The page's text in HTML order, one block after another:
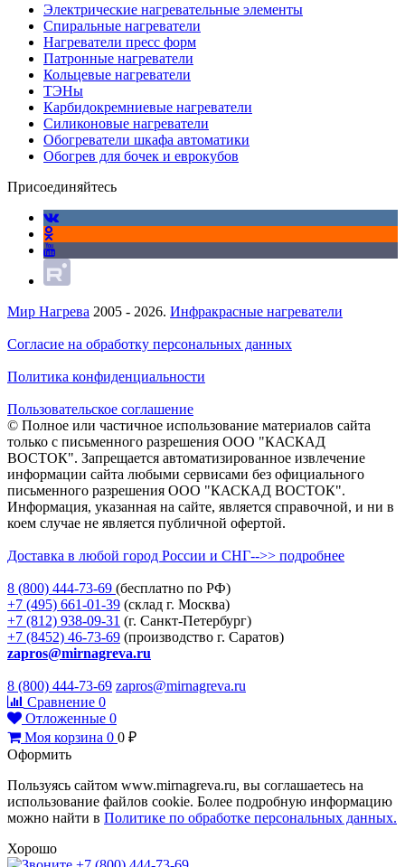
Электрические нагревательные элементы
Спиральные нагреватели
Нагреватели пресс форм
Патронные нагреватели
Кольцевые нагреватели
ТЭНы
Карбидокремниевые нагреватели
Силиконовые нагреватели
Обогреватели шкафа автоматики
Обогрев для бочек и еврокубов
Присоединяйтесь
Мир Нагрева 2005 - 2026. Инфракрасные нагреватели
Согласие на обработку персональных данных
Политика конфиденциальности
Пользовательское соглашение
© Полное или частичное использование материалов сайта
только с письменного разрешения ООО "КАСКАД
ВОСТОК". Запрещается автоматизированное извлечение
информации сайта любыми сервисами без официального
письменного разрешения ООО "КАСКАД ВОСТОК".
Информация, указанная на сайте, является справочной, и ни в
коем случае не является публичной офертой.
Доставка в любой город России и СНГ-->> подробнее
8 (800) 444-73-69 (бесплатно по РФ)
+7 (495) 661-01-39 (склад г. Москва)
+7 (812) 938-09-31 (г. Санкт-Петербург)
+7 (8452) 46-73-69 (производство г. Саратов)
zapros@mirnagreva.ru
8 (800) 444-73-69 zapros@mirnagreva.ru
Сравнение 0
Отложенные 0
Моя корзина 0 0 ₽
Оформить
Пользуясь сайтом www.mirnagreva.ru, вы соглашаетесь на
использование файлов cookie. Более подробную информацию
можно найти в Политике по обработке персональных данных.
Хорошо